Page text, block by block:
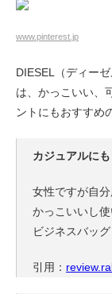
www.pinterest.jp
DIESEL（ディー
は、かっこいい、
ントにもおすすめ
カジュアルに
女性ですが自分
かっこいいし使
ビジネスバッ
引用：